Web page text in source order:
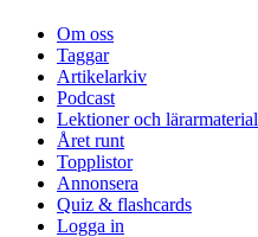
Om oss
Taggar
Artikelarkiv
Podcast
Lektioner och lärarmaterial
Året runt
Topplistor
Annonsera
Quiz & flashcards
Logga in